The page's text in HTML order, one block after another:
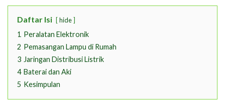
Daftar Isi hide
1 Peralatan Elektronik
2 Pemasangan Lampu di Rumah
3 Jaringan Distribusi Listrik
4 Baterai dan Aki
5 Kesimpulan